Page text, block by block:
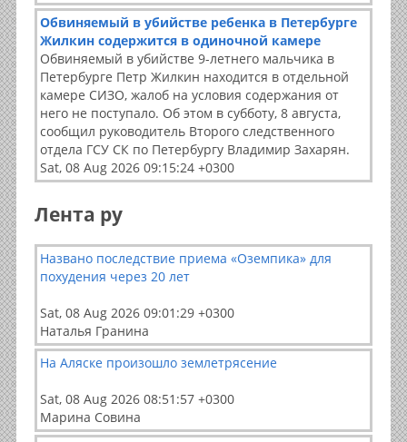
Обвиняемый в убийстве ребенка в Петербурге
Жилкин содержится в одиночной камере
Обвиняемый в убийстве 9-летнего мальчика в
Петербурге Петр Жилкин находится в отдельной
камере СИЗО, жалоб на условия содержания от
него не поступало. Об этом в субботу, 8 августа,
сообщил руководитель Второго следственного
отдела ГСУ СК по Петербургу Владимир Захарян.
Sat, 08 Aug 2026 09:15:24 +0300
Лента ру
Названо последствие приема «Оземпика» для
похудения через 20 лет
Sat, 08 Aug 2026 09:01:29 +0300
Наталья Гранина
На Аляске произошло землетрясение
Sat, 08 Aug 2026 08:51:57 +0300
Марина Совина